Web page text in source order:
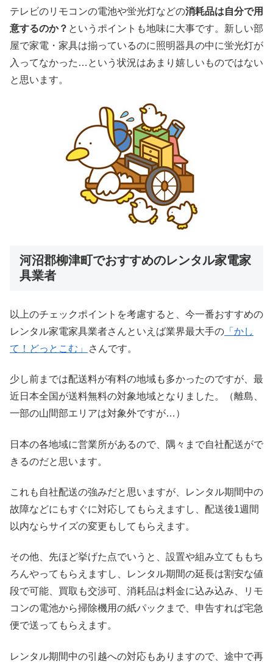
テレビのリモコンの電池や蛍光灯などの消耗品は自分で用
意するのか？ というポイントも地味に大事です。新しい部
屋で家電・家具は揃っているのに照明器具の中に蛍光灯が
入ってなかった…という状況はあまり嬉しいものではない
と思います。
河沼郡柳津町でおすすめのレンタル家電家
具業者
以上のチェックポイントを考慮すると、今一番おすすめの
レンタル家電家具業者さんといえば業界最大手の 「かし
て！どっとこむ」
さんです。
少し前までは配送料が有料の地域も多かったのですが、最
近日本全国が送料無料の対象地域となりました。（離島、
一部の山間部エリアは対象外ですが…）
日本の各地域に営業所があるので、隅々まで自社配送がで
きるのだと思います。
これも自社配送の強みだと思いますが、レンタル期間中の
故障などにもすぐに対応してもらえますし、配送後1週間
以内ならサイズの変更もしてもらえます。
その他、先ほど挙げた点でいうと、設置や組み立てももち
ろんやってもらえますし、レンタル期間の延長は割安な値
段で可能、買取も交渉可、消耗品は料金に込み込み、リモ
コンの電池から掃除機用の紙パックまで、申告すれば宅急
便で送ってもらえます。
レンタル期間中の引越への対応もありますので、途中で再